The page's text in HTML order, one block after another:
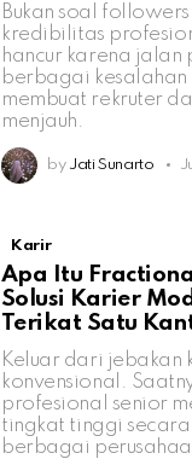
Bukan soal
kredibilitas
hancur karena jalan
berbagai kesalahan
membuat rekruter
menjauh.
by Jati Sunarto
Karir
Apa Itu
Solusi Karier
Terikat Satu
Keluar dari jebakan
konvensional.
profesional senior
tingkat tinggi
berbagai